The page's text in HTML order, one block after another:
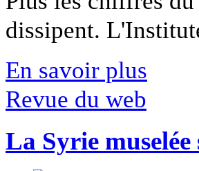
dissipent.
En savoir plus
Revue du web
La Syrie